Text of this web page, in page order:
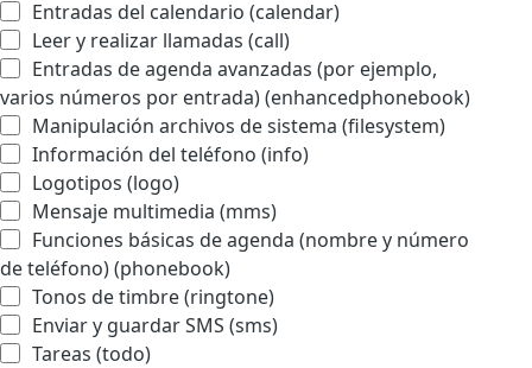
Entradas del calendario (calendar)
Leer y realizar llamadas (call)
Entradas de agenda avanzadas (por ejemplo,
varios números por entrada) (enhancedphonebook)
Manipulación archivos de sistema (filesystem)
Información del teléfono (info)
Logotipos (logo)
Mensaje multimedia (mms)
Funciones básicas de agenda (nombre y número
de teléfono) (phonebook)
Tonos de timbre (ringtone)
Enviar y guardar SMS (sms)
Tareas (todo)